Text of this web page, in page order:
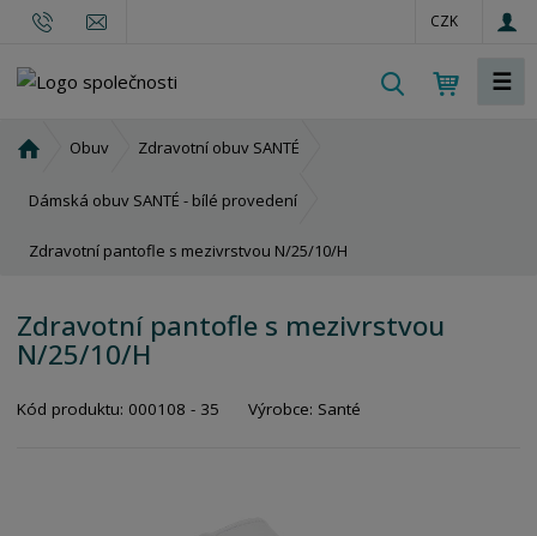
CZK
☰
o
n
t
r
n
Obuv Zdravotní obuv SANTÉ
Dámská obuv SANTÉ - bílé provedení
Zdravotní pantofle s mezivrstvou N/25/10/H
Zdravotní pantofle s mezivrstvou
N/25/10/H
Kód produktu: 000108 - 35 Výrobce: Santé